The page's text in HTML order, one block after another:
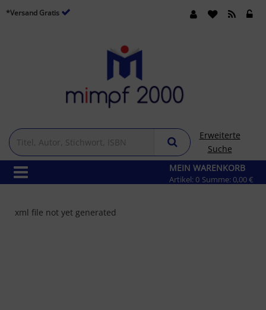
*Versand Gratis
Erweiterte
Suche
MEIN WARENKORB
Artikel: 0 Summe: 0,00 €
xml file not yet generated